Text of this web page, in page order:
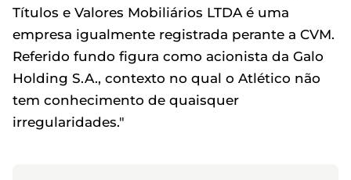
Títulos e Valores Mobiliários LTDA é uma
empresa igualmente registrada perante a CVM.
Referido fundo figura como acionista da Galo
Holding S.A., contexto no qual o Atlético não
tem conhecimento de quaisquer
irregularidades."